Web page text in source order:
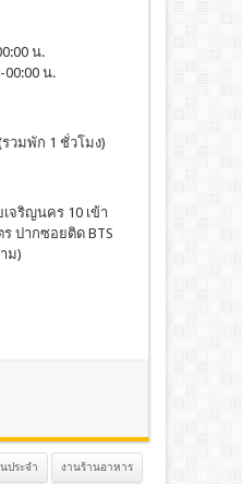
น.
00:00 น.
รวมพัก 1 ชั่วโมง)
เจริญนคร 10 เข้า
ปากซอยติด BTS
ม)
ประจํา งานร้านอาหาร